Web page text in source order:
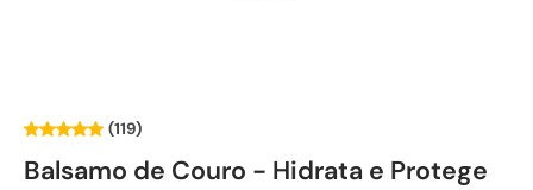
(119)
Balsamo de Couro - Hidrata e Protege